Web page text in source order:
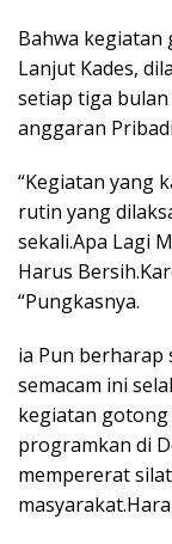
Bahwa kegiatan
Lanjut Kades,
setiap tiga
anggaran
“Kegiatan yang
rutin yang
sekali.Apa Lagi
Harus
“Pungkasnya.
ia Pun
semacam ini
kegiatan
programkan di
mempererat